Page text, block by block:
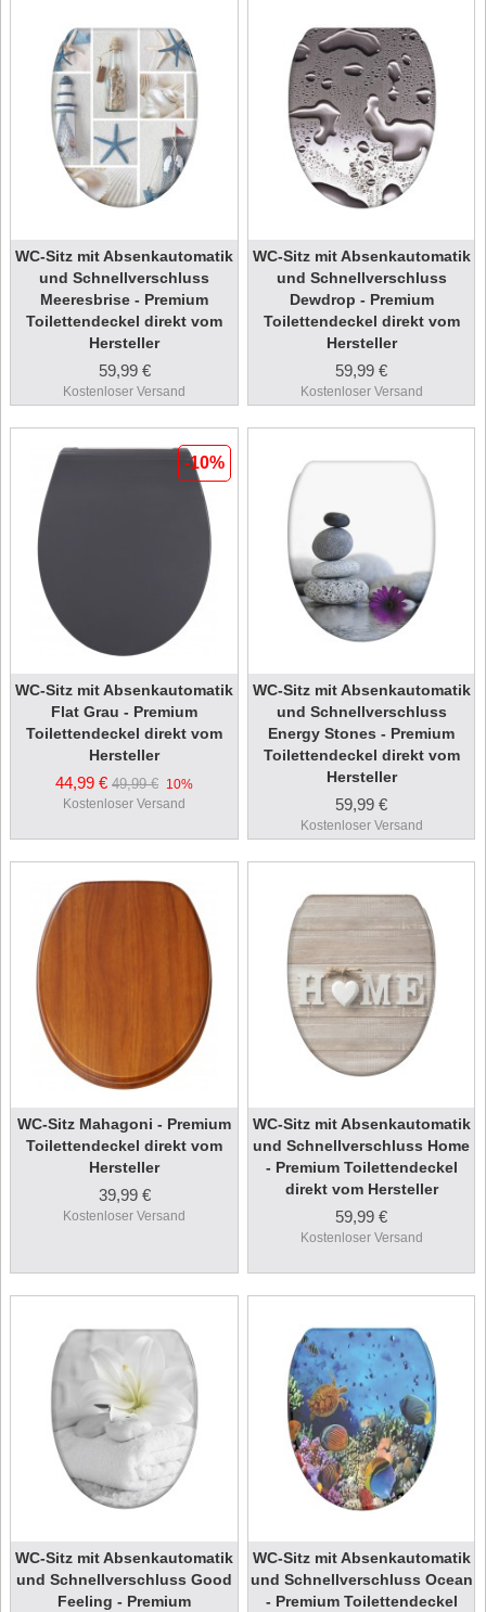
WC-Sitz mit Absenkautomatik
und Schnellverschluss
Meeresbrise - Premium
Toilettendeckel direkt vom
Hersteller
59,99 €
Kostenloser Versand
WC-Sitz mit Absenkautomatik
und Schnellverschluss
Dewdrop - Premium
Toilettendeckel direkt vom
Hersteller
59,99 €
Kostenloser Versand
-10%
WC-Sitz mit Absenkautomatik
Flat Grau - Premium
Toilettendeckel direkt vom
Hersteller
44,99 €49,99 € 10%
Kostenloser Versand
WC-Sitz mit Absenkautomatik
und Schnellverschluss
Energy Stones - Premium
Toilettendeckel direkt vom
Hersteller
59,99 €
Kostenloser Versand
WC-Sitz Mahagoni - Premium
Toilettendeckel direkt vom
Hersteller
39,99 €
Kostenloser Versand
WC-Sitz mit Absenkautomatik
und Schnellverschluss Home
- Premium Toilettendeckel
direkt vom Hersteller
59,99 €
Kostenloser Versand
WC-Sitz mit Absenkautomatik
und Schnellverschluss Good
Feeling - Premium
WC-Sitz mit Absenkautomatik
und Schnellverschluss Ocean
- Premium Toilettendeckel